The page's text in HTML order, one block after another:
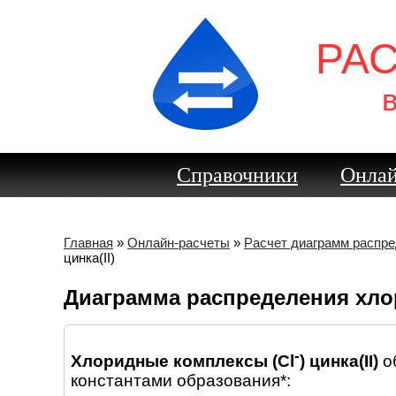
Справочники
Главная » Онлайн-расчеты » Расчет диаграмм
цинка(II)
Диаграмма распределения
Хлоридные комплексы (Cl -) цинка(II)
константами образования*: